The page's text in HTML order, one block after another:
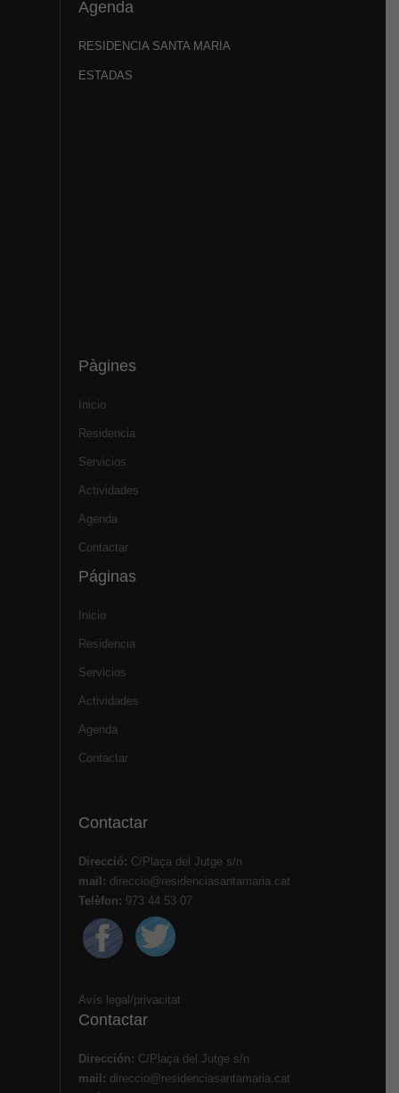
Agenda
RESIDENCIA SANTA MARIA
ESTADAS
Pàgines
Inicio
Residencia
Servicios
Actividades
Agenda
Contactar
Páginas
Inicio
Residencia
Servicios
Actividades
Agenda
Contactar
Contactar
Direcció: C/Plaça del Jutge s/n
mail: direccio@residenciasantamaria.cat
Telèfon: 973 44 53 07
Avís legal /privacitat
Contactar
Dirección: C/Plaça del Jutge s/n
mail: direccio@residenciasantamaria.cat